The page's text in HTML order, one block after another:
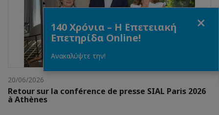
20/06/2026
Retour sur la conférence de presse SIAL Paris 2026
à Athènes
140 Χρόνια – Η Επετειακή
Επετηρίδα Online!
Ανακαλύψτε την!